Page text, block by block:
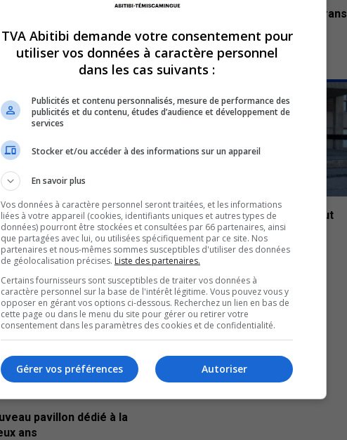
services en
UQAT : Une étude pour les vétérans
16 mai 2025
cégeps de nouveau
compressions
L’interdiction du cellulaire en tout
temps : Une mesure mitigée
2 mai 2025
pavillon dédié à la
ans
TVA Abitibi demande votre consentement pour
utiliser vos données à caractère personnel
dans les cas suivants :
Publicités et contenu personnalisés, mesure de performance des
publicités et du contenu, études d’audience et développement de
services
Stocker et/ou accéder à des informations sur un appareil
En savoir plus
Vos données à caractère personnel seront traitées, et les informations
liées à votre appareil (cookies, identifiants uniques et autres types de
données) pourront être stockées et consultées par 66 partenaires, ainsi
que partagées avec lui, ou utilisées spécifiquement par ce site. Nos
partenaires et nous-mêmes sommes susceptibles d'utiliser des données
de géolocalisation précises. Liste des partenaires.
Certains fournisseurs sont susceptibles de traiter vos données à
caractère personnel sur la base de l'intérêt légitime. Vous pouvez vous y
opposer en gérant vos options ci-dessous. Recherchez un lien en bas de
cette page ou dans le menu du site pour gérer ou retirer votre
consentement dans les paramètres des cookies et de confidentialité.
Autoriser
Gérer vos préférences